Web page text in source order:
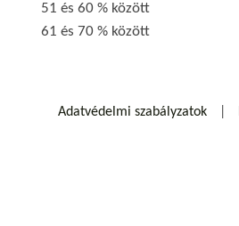
51 és 60 % között
61 és 70 % között
Adatvédelmi szabályzatok